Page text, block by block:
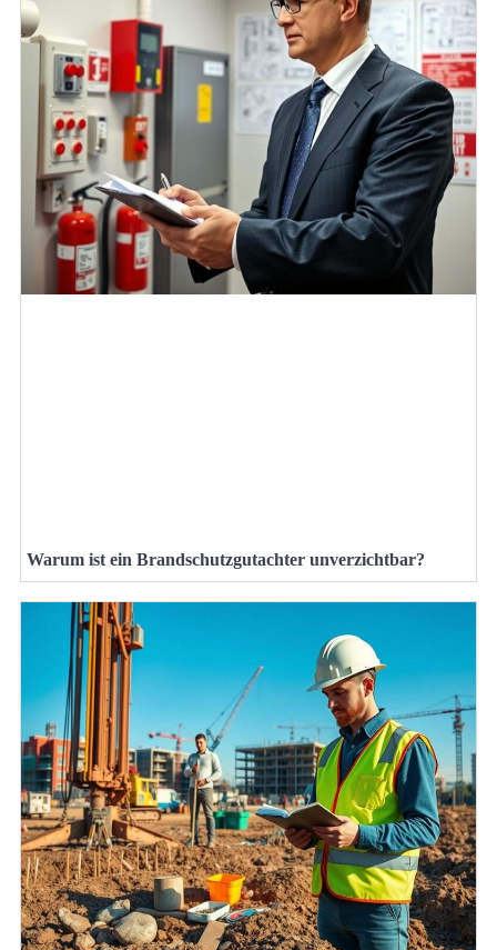
Warum ist ein Brandschutzgutachter unverzichtbar?